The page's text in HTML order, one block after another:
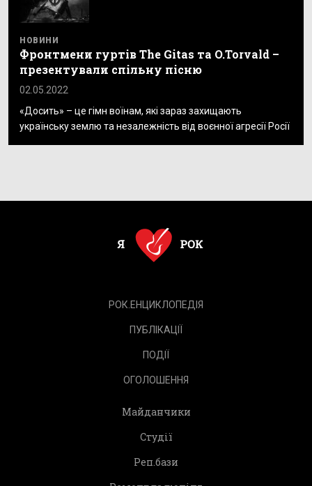
НОВИНИ
Фронтмени гуртів The Gitas та O.Torvald –
презентували спільну пісню
02.05.2022
«Досить» – це гімн воїнам, які зараз захищають
українську землю та незалежність від воєнної агресії Росії
РОК.ЕНЦИКЛОПЕДІЯ
ПУБЛІКАЦІЇ
ПОДІЇ
ОГОЛОШЕННЯ
Майданчики
Студії
Реп.бази